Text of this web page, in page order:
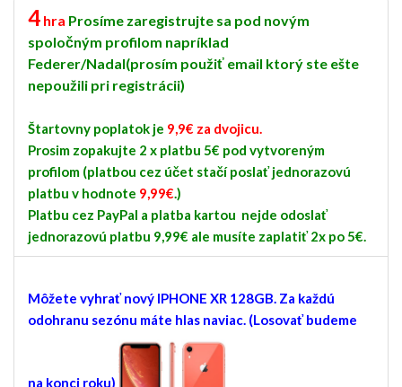
4 hra Prosíme zaregistrujte sa pod novým
spoločným profilom napríklad
Federer/Nadal(prosím použiť email ktorý ste ešte
nepoužili pri registrácii)
Štartovny poplatok je 9,9€ za dvojicu.
Prosim zopakujte 2 x platbu 5€ pod vytvoreným
profilom (platbou cez účet stačí poslať jednorazovú
platbu v hodnote 9,99€.)
Platbu cez PayPal a platba kartou nejde odoslať
jednorazovú platbu 9,99€ ale musíte zaplatiť 2x po 5€.
Môžete vyhrať nový IPHONE XR 128GB. Za každú
odohranu sezónu máte hlas naviac. (Losovať budeme
na konci roku)